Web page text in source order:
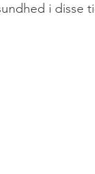
i disse